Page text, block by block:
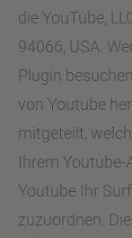
die YouTube,
94066, USA.
Plugin
von Youtube
mitgeteilt,
Ihrem
Youtube Ihr
zuzuordnen.